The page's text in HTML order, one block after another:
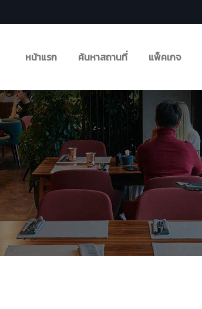
หน้าแรก ค้นหาสถานที่ แพ็คเกจ